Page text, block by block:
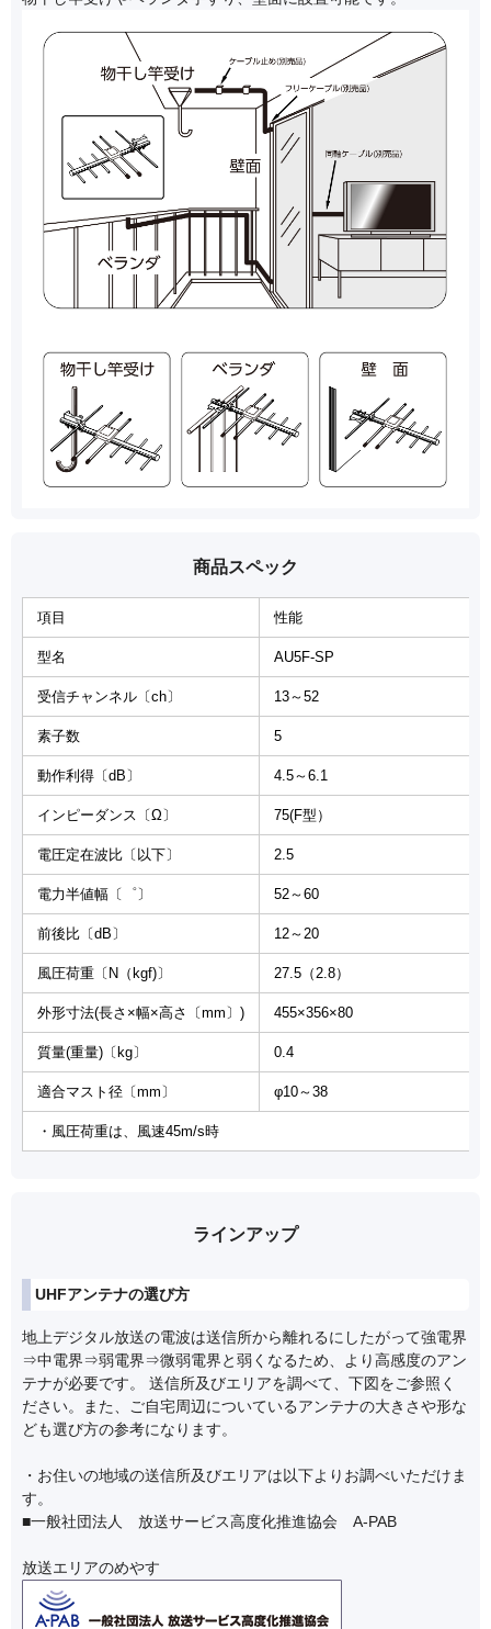
商品スペック
項目 性能
型名 AU5F-SP
受信チャンネル〔ch〕 13～52
素子数 5
動作利得〔dB〕 4.5～6.1
インピーダンス〔Ω〕 75(F型）
電圧定在波比〔以下〕 2.5
電力半値幅〔゜〕 52～60
前後比〔dB〕 12～20
風圧荷重〔N（kgf)〕 27.5（2.8）
外形寸法(長さ×幅×高さ〔mm〕) 455×356×80
質量(重量)〔kg〕 0.4
適合マスト径〔mm〕 φ10～38
・風圧荷重は、風速45m/s時
ラインアップ
UHFアンテナの選び方
地上デジタル放送の電波は送信所から離れるにしたがって強電界
⇒中電界⇒弱電界⇒微弱電界と弱くなるため、より高感度のアン
テナが必要です。 送信所及びエリアを調べて、下図をご参照く
ださい。また、ご自宅周辺についているアンテナの大きさや形な
ども選び方の参考になります。
・お住いの地域の送信所及びエリアは以下よりお調べいただけま
す。
■一般社団法人 放送サービス高度化推進協会 A-PAB
放送エリアのめやす